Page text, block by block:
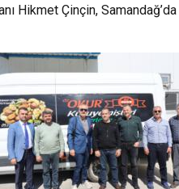
Hikmet Çinçin,